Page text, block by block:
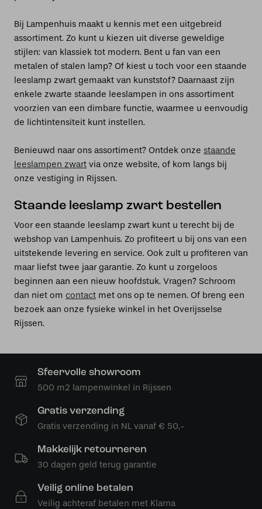
Bij Lampenhuis maakt u kennis met een uitgebreid
assortiment. Zo kunt u kiezen uit diverse geweldige
stijlen: van klassiek tot modern. Bent u fan van een
metalen of stalen lamp? Of kiest u toch voor een staande
leeslamp zwart gemaakt van kunststof? Daarnaast zijn
enkele zwarte staande leeslampen in ons assortiment
voorzien van een dimbare functie, waarmee u eenvoudig
de lichtintensiteit kunt instellen.
Benieuwd naar ons assortiment? Ontdek onze staande
leeslampen zwart via onze website, of kom langs bij
onze vestiging in Rijssen.
Staande leeslamp zwart bestellen
Voor een staande leeslamp zwart kunt u terecht bij de
webshop van Lampenhuis. Zo profiteert u bij ons van een
uitstekende levering en service. Ook zult u profiteren van
maar liefst twee jaar garantie. Zo kunt u zorgeloos
beginnen aan een nieuw hoofdstuk. Vragen? Schroom
dan niet om contact met ons op te nemen. Of breng een
bezoek aan onze fysieke winkel in het Overijsselse
Rijssen.
Sfeervolle showroom
500 m2 lampenwinkel in Rijssen
Gratis verzending
Gratis verzending in NL vanaf € 50,-
Makkelijk retourneren
30 dagen geld terug garantie
Veilig online betalen
Veilig achteraf betalen met Klarna